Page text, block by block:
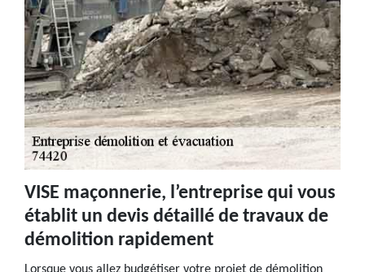
VISE maçonnerie, l’entreprise qui vous
établit un devis détaillé de travaux de
démolition rapidement